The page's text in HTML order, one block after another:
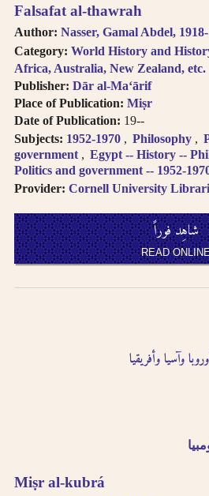
follows Modern
Standard Arabic
(fuṣḥá).
Diacritical vowels
are equivalent to
normal characters,
i.e. Ḥajjāj = Hajjaj.
Try searching
places by different
transliterations, i.e.
Cairo, Qahira,
Tihran.
Try searching
places in English,
French, or
transliteration, i.e.
English, French, or
without the definite
Falsafat al-thawrah
Author: Nasser, Gamal Abdel,
Category: World History and
Africa, Australia, New Zealand, etc.
Publisher: Dār al-Maʻārif
Place of Publication: Miṣr
Date of Publication: 19--
Subjects: 1952-1970 Philosophy
government
Egypt -- History --
Politics and government -- 1952-
Provider: Cornell University
شاهِد فوراً
READ
Miṣr al-kubrá
وآسيا وأفريقيا